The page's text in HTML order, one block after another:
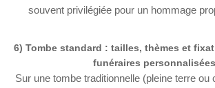
souvent privilégiée pour un hommage
6) Tombe standard : tailles, thèmes et
funéraires personnalisées
Sur une tombe traditionnelle (pleine terre ou